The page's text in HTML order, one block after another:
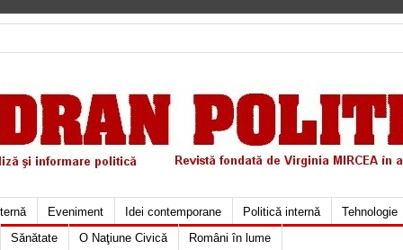
Eveniment Idei contemporane Politică internă
Tehnologie
Sănătate
O Naţiune Civică Români în lume